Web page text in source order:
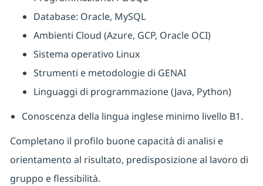
Database: Oracle, MySQL
Ambienti Cloud (Azure, GCP, Oracle OCI)
Sistema operativo Linux
Strumenti e metodologie di GENAI
Linguaggi di programmazione (Java, Python)
Conoscenza della lingua inglese minimo livello B1.
Completano il profilo buone capacità di analisi e
orientamento al risultato, predisposizione al lavoro di
gruppo e flessibilità.